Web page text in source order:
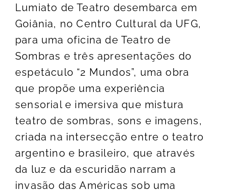
Lumiato de Teatro desembarca em
Goiânia, no Centro Cultural da UFG,
para uma oficina de Teatro de
Sombras e três apresentações do
espetáculo “2 Mundos”, uma obra
que propõe uma experiência
sensorial e imersiva que mistura
teatro de sombras, sons e imagens,
criada na intersecção entre o teatro
argentino e brasileiro, que através
da luz e da escuridão narram a
invasão das Américas sob uma